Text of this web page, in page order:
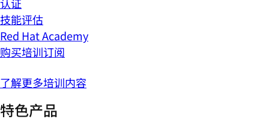
技能评估
Red Hat Academy
购买培训订阅
了解更多培训内容
特色产品